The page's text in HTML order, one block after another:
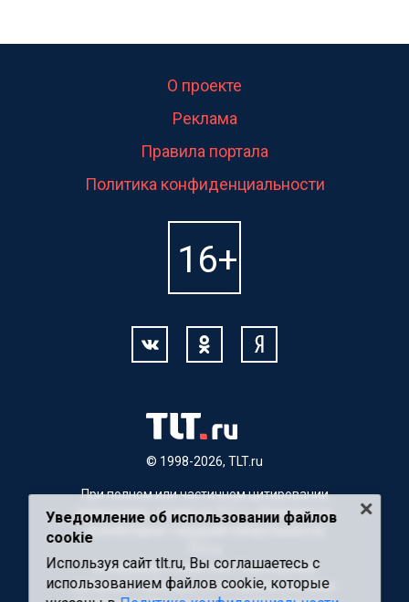
© 1998-2026, TLT.ru
О проекте
Реклама
Правила портала
Политика конфиденциальности
При полном или частичном цитировании
материалов, ссылка на TLT.ru обязательна.
Для Интернет-изданий гиперссылка на
Материалы с пометкой "Партнерский
материал" публикуются на правах рекламы.
Уведомление об использовании файлов
cookie
Используя сайт tlt.ru, Вы соглашаетесь с
использованием файлов cookie, которые